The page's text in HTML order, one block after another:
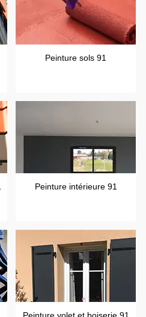
Peinture sols 91
Peinture intérieure 91